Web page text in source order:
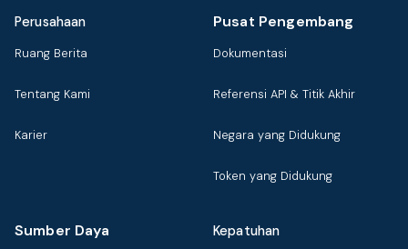
Perusahaan
Ruang Berita
Tentang Kami
Karier
Pusat Pengembang
Dokumentasi
Referensi API & Titik Akhir
Negara yang Didukung
Token yang Didukung
Sumber Daya Kepatuhan